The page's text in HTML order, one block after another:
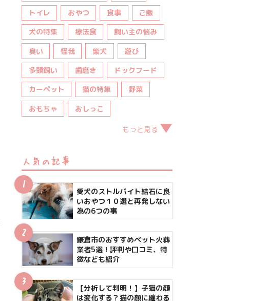
トイレ
おやつ 食事
ご飯
犬の特集
療法食
飼い主の悩み
臭い
怪我 柴犬
遊び
多頭飼い
歯磨き
ドックフード
カーペット
猫の特集
野菜
おもちゃ
おしっこ
もっと見る
人気の記事
愛犬のストルバイト結石に良
いおやつ１０選と再発しない
為の6つの事
鎌倉市のおすすめペット火葬
業者5選！評判や口コミ、特
徴なども紹介
【分析して判明！】子猫の顔
は変化する？猫の顔に纏わる